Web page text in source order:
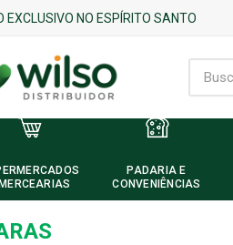
EXCLUSIVO NO ESPÍRITO SANTO
PADARIA E
CONVENIÊNCIAS